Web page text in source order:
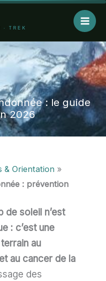
· TREK
: le guide
2026
& Orientation »
: prévention
de soleil n’est
: c’est une
au
au cancer de la
des